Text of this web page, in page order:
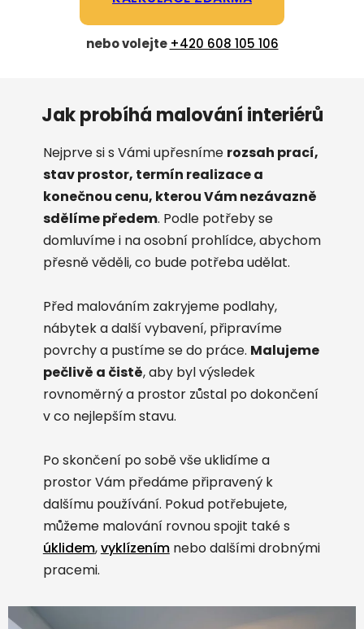
nebo volejte +420 608 105 106
Jak probíhá malování interiérů
Nejprve si s Vámi upřesníme rozsah prací,
stav prostor, termín realizace a
konečnou cenu, kterou Vám nezávazně
sdělíme předem. Podle potřeby se
domluvíme i na osobní prohlídce, abychom
přesně věděli, co bude potřeba udělat.
Před malováním zakryjeme podlahy,
nábytek a další vybavení, připravíme
povrchy a pustíme se do práce. Malujeme
pečlivě a čistě, aby byl výsledek
rovnoměrný a prostor zůstal po dokončení
v co nejlepším stavu.
Po skončení po sobě vše uklidíme a
prostor Vám předáme připravený k
dalšímu používání. Pokud potřebujete,
můžeme malování rovnou spojit také s
úklidem,vyklízenímnebo dalšími drobnými
pracemi.